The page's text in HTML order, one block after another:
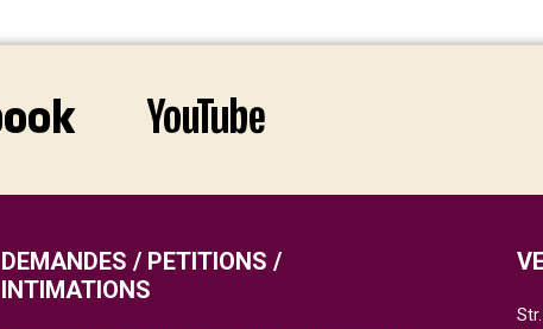
DEMANDES / PETITIONS /
INTIMATIONS